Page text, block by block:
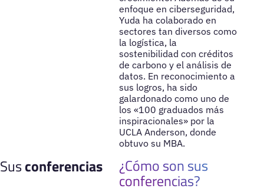
enfoque en ciberseguridad,
Yuda ha colaborado en
sectores tan diversos como
la logística, la
sostenibilidad con créditos
de carbono y el análisis de
datos. En reconocimiento a
sus logros, ha sido
galardonado como uno de
los «100 graduados más
inspiracionales» por la
UCLA Anderson, donde
obtuvo su MBA.
Susconferencias ¿Cómo son sus
conferencias?